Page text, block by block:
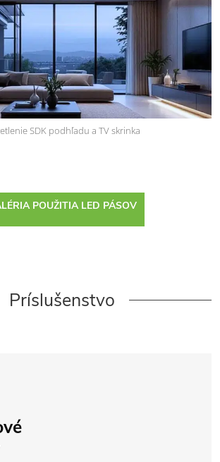
SDK podhľadu a TV skrinka
POUŽITIA LED PÁSOV
Príslušenstvo